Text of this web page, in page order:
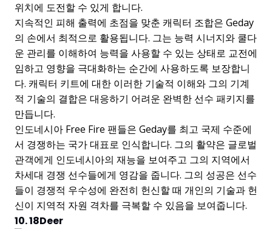
위치에 도전할 수 있게 합니다.
지속적인 피해 출력에 초점을 맞춘 캐릭터 조합은 Geday
의 손에서 최적으로 활용됩니다. 그는 능력 시너지와 쿨다
운 관리를 이해하여 능력을 사용할 수 있는 상태로 교전에
임하고 영향을 극대화하는 순간에 사용하도록 보장합니
다. 캐릭터 키트에 대한 이러한 기술적 이해와 그의 기계
적 기술의 결합은 대응하기 어려운 완벽한 선수 패키지를
만듭니다.
인도네시아 Free Fire 팬들은 Geday를 최고 국제 수준에
서 경쟁하는 국가 대표로 인식합니다. 그의 활약은 글로벌
관객에게 인도네시아의 재능을 보여주고 그의 지역에서
차세대 경쟁 선수들에게 영감을 줍니다. 그의 성공은 선수
들이 경쟁적 우수성에 완전히 헌신할 때 개인의 기술과 헌
신이 지역적 자원 격차를 극복할 수 있음을 보여줍니다.
10. 18Deer